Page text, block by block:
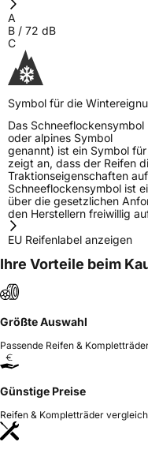
Allgemeine
Verantwortliche
in der EU
Globaljoy
40667
A
B / 72 dB
C
Symbol für die
Das
oder alpines Symbol
genannt) ist ein Symbol
zeigt an, dass der Reifen
Traktionseigenschaften
Schneeflockensymbol ist
über die gesetzlichen
den Herstellern freiwillig
EU Reifenlabel anzeigen
Ihre Vorteile beim
Größte Auswahl
Passende Reifen &
Günstige Preise
Reifen & Kompletträder